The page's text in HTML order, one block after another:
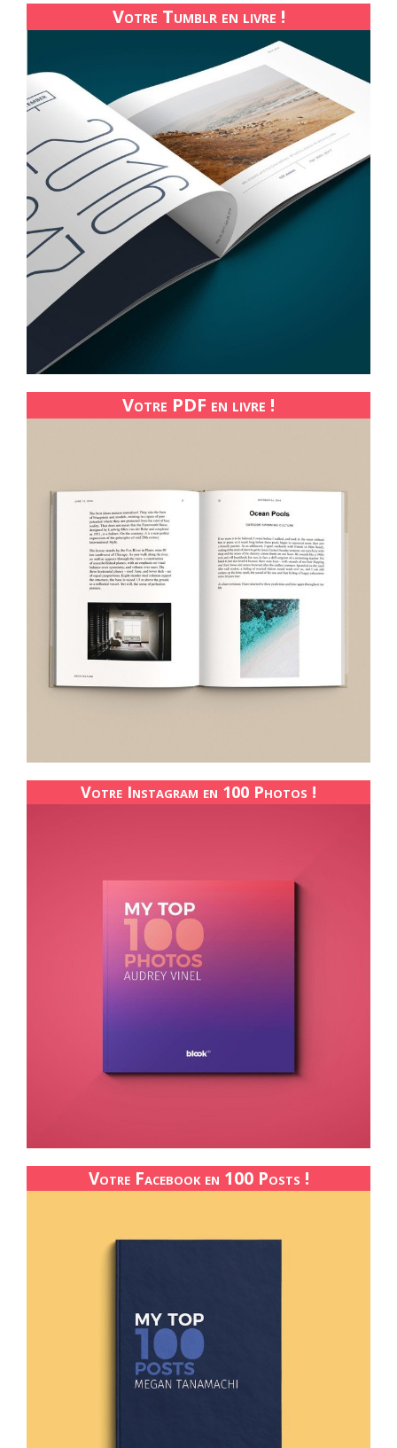
Votre Tumblr en livre !
Votre PDF en livre !
Votre Instagram en 100 Photos !
Votre Facebook en 100 Posts !